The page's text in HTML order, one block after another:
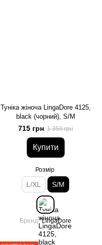
Туніка жіноча LingaDore 4125,
black (чорний), S/M
715 грн 1 359 грн
Купити
Розмір
L/XL S/M
Бренд LingaDore